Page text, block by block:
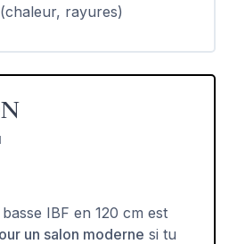
rayures)
IBF en 120 cm est
un salon moderne si tu